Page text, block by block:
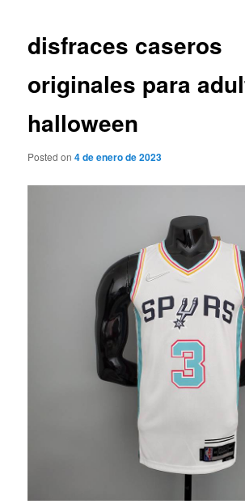
disfraces caseros
originales para
halloween
Posted on4 de enero de 2023